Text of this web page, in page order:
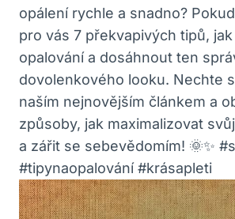
opálení rychle a snadno?
pro vás 7 překvapivých tipů,
opalování a dosáhnout ten
dovolenkového looku. Nechte
naším nejnovějším článkem a
způsoby, jak maximalizovat
a zářit se sebevědomím! 🌞✨
#tipynaopalování #krásapleti